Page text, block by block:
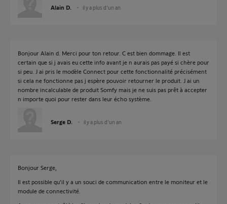
Alain D. il y a plus d'un an
Bonjour Alain d. Merci pour ton retour. C est bien dommage. Il est
certain que si j avais eu cette info avant je n aurais pas payé si chère pour
si peu. J ai pris le modèle Connect pour cette fonctionnalité précisément
si cela ne fonctionne pas j espère pouvoir retourner le produit. J ai un
nombre incalculable de produit Somfy mais je ne suis pas prêt à accepter
n importe quoi pour rester dans leur écho système.
Serge D. il y a plus d'un an
Bonjour Serge,
Il est possible qu'il y a un souci de communication entre le moniteur et le
module de connectivité.